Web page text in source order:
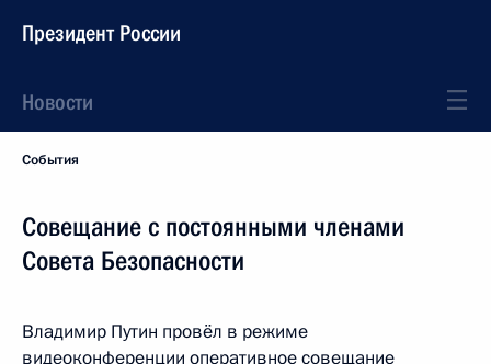
Президент России
Новости
События
Совещание с постоянными членами
Совета Безопасности
Владимир Путин провёл в режиме
видеоконференции оперативное совещание